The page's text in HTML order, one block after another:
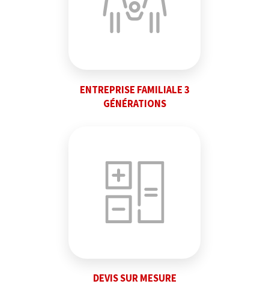
ENTREPRISE FAMILIALE 3
GÉNÉRATIONS
DEVIS SUR MESURE